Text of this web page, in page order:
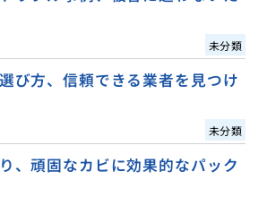
未分類
び方、信頼できる業者を見つけ
未分類
、頑固なカビに効果的なパック